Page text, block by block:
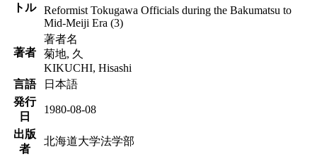
トル
Reformist Tokugawa Officials during the Bakumatsu to
Mid-Meiji Era (3)
著者
著者名
菊地, 久
KIKUCHI, Hisashi
言語
日本語
発行
日
1980-08-08
出版
者
北海道大学法学部